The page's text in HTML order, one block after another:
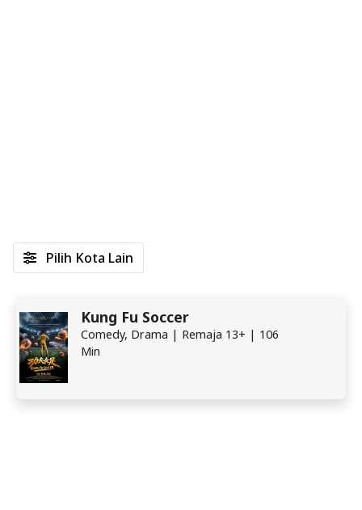
Kung Fu Soccer
Comedy, Drama | Remaja 13+ | 106
Min
Pilih Kota Lain